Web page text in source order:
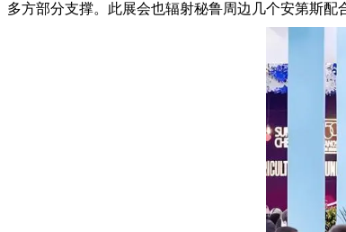
多方部分支撑。此展会也辐射秘鲁周边几个安第斯